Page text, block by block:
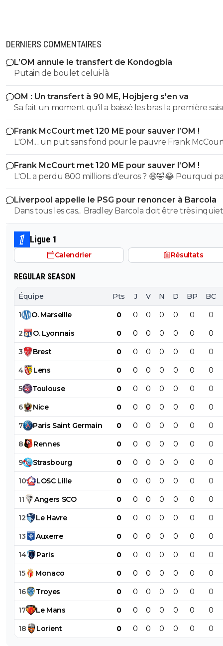
DERNIERS COMMENTAIRES
L’OM annule le transfert de Kondogbia
Putain de boulet celui-là
OM : Un transfert à 90 ME, Hojbjerg s'en va
Sa fait un moment qu'il a baissé les bras la première
etait top mais depuis quelques match etait en dessus.
et bon vent a lui pour le reste de sa carrière ...
Frank McCourt met 120 ME pour sauver l’OM !
L'OM.... un puit sans fond pour le pauvre Frank
Frank McCourt met 120 ME pour sauver l’OM !
L'OL a perdu 800 millions d'euros ? 😆🤣😂 Pourquoi pas un
milliard tant que tu y es ! ^^
Liverpool appelle le PSG pour renoncer à Barcola
Dans tous les cas... Bradley Barcola doit être très inquiet.
qui est vraiment compréhensible lorsque l'on sait
le PSG a traiter Kylian Mbappé lorsqu'il avait voulu
PSG.
Ligue 1
Calendrier Résultats
REGULAR SEASON
Équipe Pts J V N D BP BC
1 O. Marseille 0 0 0 0 0 0 0
2 O. Lyonnais 0 0 0 0 0 0 0
3 Brest 0 0 0 0 0 0 0
4 Lens 0 0 0 0 0 0 0
5 Toulouse 0 0 0 0 0 0 0
6 Nice 0 0 0 0 0 0 0
7 Paris Saint Germain 0 0 0 0 0 0 0
8 Rennes 0 0 0 0 0 0 0
9 Strasbourg 0 0 0 0 0 0 0
10 LOSC Lille 0 0 0 0 0 0 0
11 Angers SCO 0 0 0 0 0 0 0
12 Le Havre 0 0 0 0 0 0 0
13 Auxerre 0 0 0 0 0 0 0
14 Paris 0 0 0 0 0 0 0
15 Monaco 0 0 0 0 0 0 0
16 Troyes 0 0 0 0 0 0 0
17 Le Mans 0 0 0 0 0 0 0
18 Lorient 0 0 0 0 0 0 0